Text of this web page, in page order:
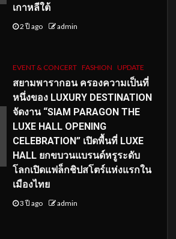
เกาหลีใต้
2 ปี ago admin
EVENT & CONCERT FASHION UPDATE
สยามพารากอน ครองความเป็นที่
หนึ่งของ LUXURY DESTINATION
จัดงาน “SIAM PARAGON THE
LUXE HALL OPENING
CELEBRATION” เปิดพื้นที่ LUXE
HALL ยกขบวนแบรนด์หรูระดับ
โลกเปิดแฟล็กชิปสโตร์แห่งแรกใน
เมืองไทย
3 ปี ago admin